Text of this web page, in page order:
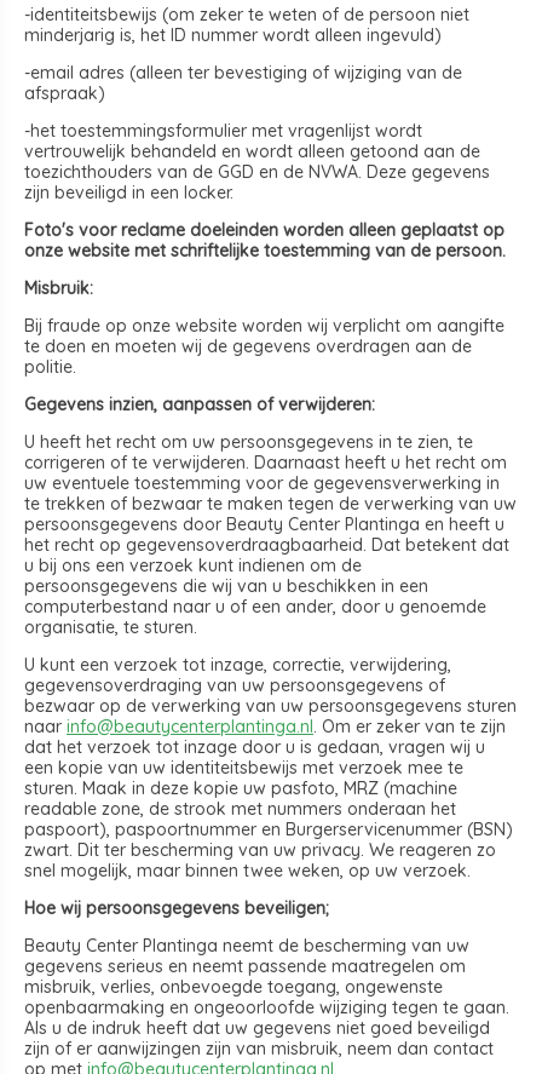
-identiteitsbewijs (om zeker te weten of de persoon niet
minderjarig is, het ID nummer wordt alleen ingevuld)
-email adres (alleen ter bevestiging of wijziging van de
afspraak)
-het toestemmingsformulier met vragenlijst wordt
vertrouwelijk behandeld en wordt alleen getoond aan de
toezichthouders van de GGD en de NVWA. Deze gegevens
zijn beveiligd in een locker.
Foto's voor reclame doeleinden worden alleen geplaatst op
onze website met schriftelijke toestemming van de persoon.
Misbruik:
Bij fraude op onze website worden wij verplicht om aangifte
te doen en moeten wij de gegevens overdragen aan de
politie.
Gegevens inzien, aanpassen of verwijderen:
U heeft het recht om uw persoonsgegevens in te zien, te
corrigeren of te verwijderen. Daarnaast heeft u het recht om
uw eventuele toestemming voor de gegevensverwerking in
te trekken of bezwaar te maken tegen de verwerking van uw
persoonsgegevens door Beauty Center Plantinga en heeft u
het recht op gegevensoverdraagbaarheid. Dat betekent dat
u bij ons een verzoek kunt indienen om de
persoonsgegevens die wij van u beschikken in een
computerbestand naar u of een ander, door u genoemde
organisatie, te sturen.
U kunt een verzoek tot inzage, correctie, verwijdering,
gegevensoverdraging van uw persoonsgegevens of
bezwaar op de verwerking van uw persoonsgegevens sturen
naar info@beautycenterplantinga.nl. Om er zeker van te zijn
dat het verzoek tot inzage door u is gedaan, vragen wij u
een kopie van uw identiteitsbewijs met verzoek mee te
sturen. Maak in deze kopie uw pasfoto, MRZ (machine
readable zone, de strook met nummers onderaan het
paspoort), paspoortnummer en Burgerservicenummer (BSN)
zwart. Dit ter bescherming van uw privacy. We reageren zo
snel mogelijk, maar binnen twee weken, op uw verzoek.
Hoe wij persoonsgegevens beveiligen;
Beauty Center Plantinga neemt de bescherming van uw
gegevens serieus en neemt passende maatregelen om
misbruik, verlies, onbevoegde toegang, ongewenste
openbaarmaking en ongeoorloofde wijziging tegen te gaan.
Als u de indruk heeft dat uw gegevens niet goed beveiligd
zijn of er aanwijzingen zijn van misbruik, neem dan contact
op met info@beautycenterplantinga.nl